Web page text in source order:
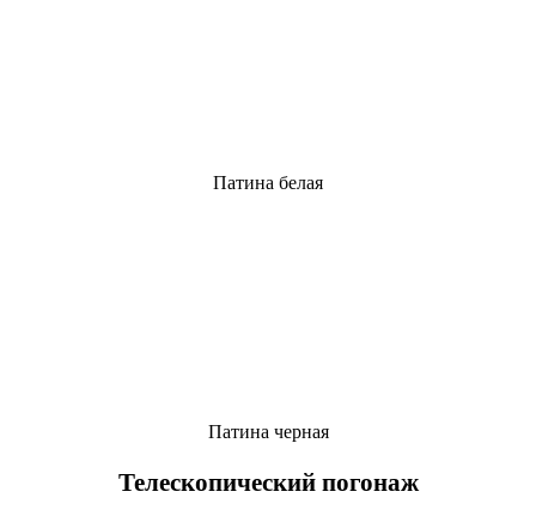
Патина белая
Патина черная
Телескопический погонаж